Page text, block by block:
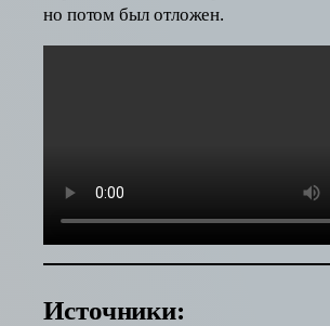
но потом был отложен.
Источники: